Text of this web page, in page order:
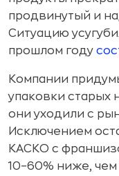
продвинутый и
Ситуацию
прошлом году
Компании
упаковки старых
они уходили с
Исключением
КАСКО с
10–60% ниже,